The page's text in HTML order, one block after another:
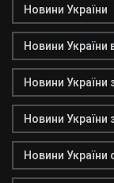
Новини України
Новини України
Новини України
Новини України
Новини України